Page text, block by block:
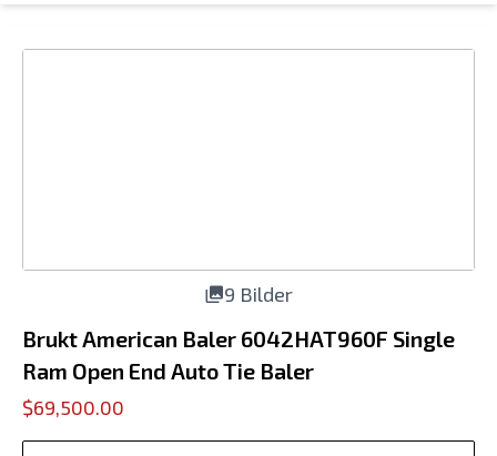
9 Bilder
Brukt American Baler 6042HAT960F Single
Ram Open End Auto Tie Baler
$69,500.00